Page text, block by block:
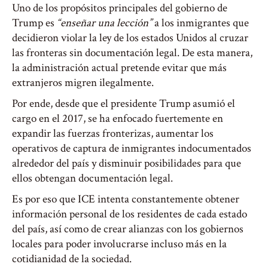
Uno de los propósitos principales del gobierno de
Trump es “enseñar una lección”a los inmigrantes que
decidieron violar la ley de los estados Unidos al cruzar
las fronteras sin documentación legal. De esta manera,
la administración actual pretende evitar que más
extranjeros migren ilegalmente.
Por ende, desde que el presidente Trump asumió el
cargo en el 2017, se ha enfocado fuertemente en
expandir las fuerzas fronterizas, aumentar los
operativos de captura de inmigrantes indocumentados
alrededor del país y disminuir posibilidades para que
ellos obtengan documentación legal.
Es por eso que ICE intenta constantemente obtener
información personal de los residentes de cada estado
del país, así como de crear alianzas con los gobiernos
locales para poder involucrarse incluso más en la
cotidianidad de la sociedad.